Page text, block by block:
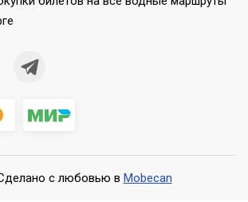
с любовью в Mobecan